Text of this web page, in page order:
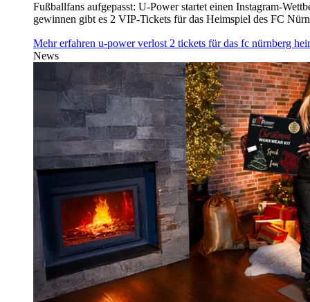
Fußballfans aufgepasst: U‑Power startet einen Instagram-
gewinnen gibt es 2 VIP-Tickets für das Heimspiel des FC
Mehr erfahren u‑power verlost 2 tickets für das fc nürnberg
News